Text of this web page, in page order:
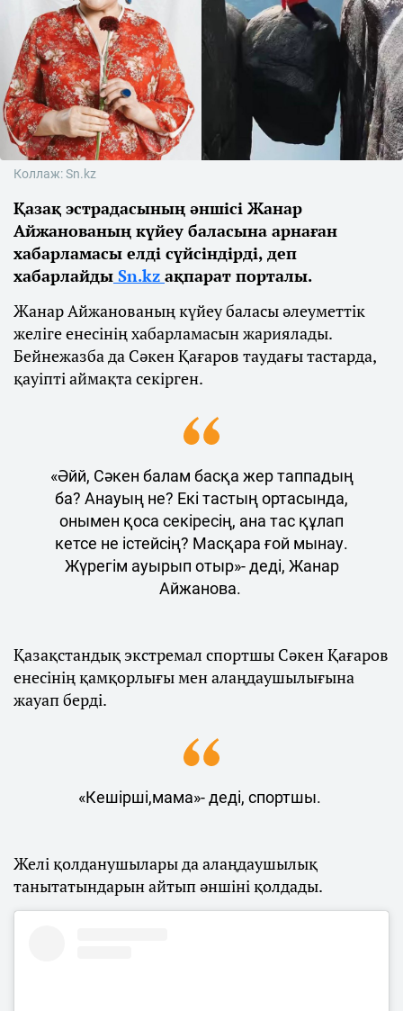
Коллаж: Sn.kz
Қазақ эстрадасының әншісі Жанар
Айжанованың күйеу баласына арнаған
хабарламасы елді сүйсіндірді, деп
хабарлайды Sn.kz ақпарат порталы.
Жанар Айжанованың күйеу баласы әлеуметтік
желіге енесінің хабарламасын жариялады.
Бейнежазба да Сәкен Қағаров таудағы тастарда,
қауіпті аймақта секірген.
«Әйй, Сәкен балам басқа жер таппадың
ба? Анауың не? Екі тастың ортасында,
онымен қоса секіресің, ана тас құлап
кетсе не істейсің? Масқара ғой мынау.
Жүрегім ауырып отыр»- деді, Жанар
Айжанова.
Қазақстандық экстремал спортшы Сәкен Қағаров
енесінің қамқорлығы мен алаңдаушылығына
жауап берді.
«Кешірші,мама»- деді, спортшы.
Желі қолданушылары да алаңдаушылық
танытатындарын айтып әншіні қолдады.